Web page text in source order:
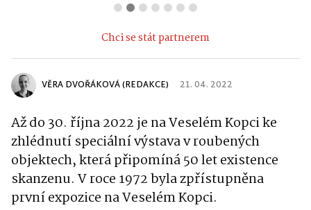
Chci se stát partnerem
VĚRA DVOŘÁKOVÁ (REDAKCE) 21. 04. 2022
Až do 30. října 2022 je na Veselém Kopci ke
zhlédnutí speciální výstava v roubených
objektech, která připomíná 50 let existence
skanzenu. V roce 1972 byla zpřístupněna
první expozice na Veselém Kopci.